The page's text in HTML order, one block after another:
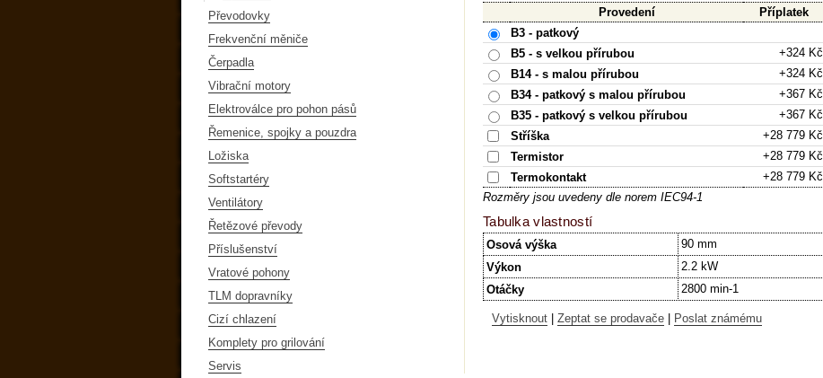
Převodovky
Frekvenční měniče
Čerpadla
Vibrační motory
Elektroválce pro pohon pásů
Řemenice, spojky a pouzdra
Ložiska
Softstartéry
Ventilátory
Řetězové převody
Příslušenství
Vratové pohony
TLM dopravníky
Cizí chlazení
Komplety pro grilování
Servis
Provedení Příplatek
B3 - patkový
B5 - s velkou přírubou
+324 Kč
B14 - s malou přírubou
+324 Kč
B34 - patkový s malou přírubou
+367 Kč
B35 - patkový s velkou přírubou
+367 Kč
Stříška
+28 779 Kč
Termistor
+28 779 Kč
Termokontakt
+28 779 Kč
Rozměry jsou uvedeny dle norem IEC94-1
Tabulka vlastností
Osová výška
90 mm
Výkon
2.2 kW
Otáčky
2800 min-1
Vytisknout Zeptat se prodavače Poslat známému